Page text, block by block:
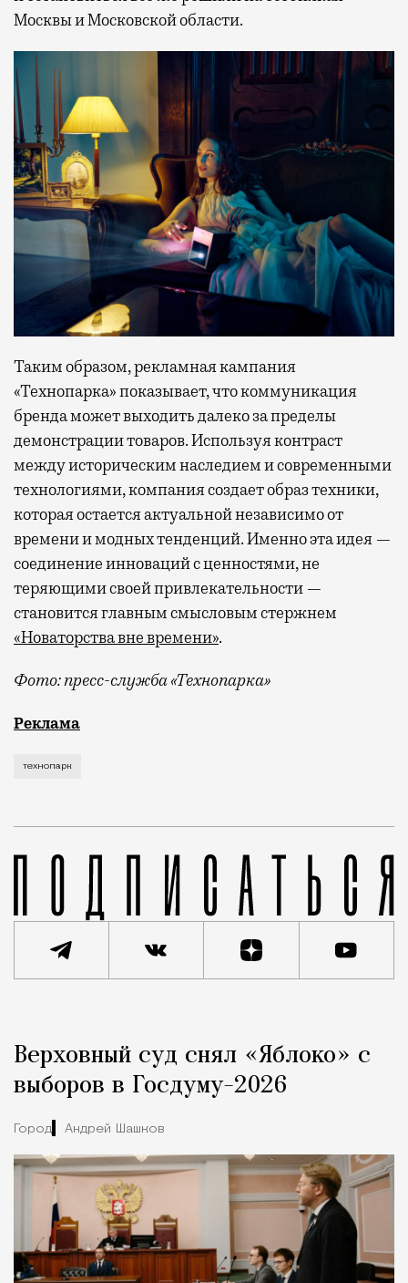
Москвы и Московской области.
Таким образом, рекламная кампания
«Технопарка» показывает, что коммуникация
бренда может выходить далеко за пределы
демонстрации товаров. Используя контраст
между историческим наследием и современными
технологиями, компания создает образ техники,
которая остается актуальной независимо от
времени и модных тенденций. Именно эта идея —
соединение инноваций с ценностями, не
теряющими своей привлекательности —
становится главным смысловым стержнем
«Новаторства вне времени».
Фото: пресс-служба «Технопарка»
Рекламные кампании техники редко выходят за
Реклама
технопарк
Город
Верховный суд снял «Яблоко» с
выборов в Госдуму-2026
Город Андрей Шашков